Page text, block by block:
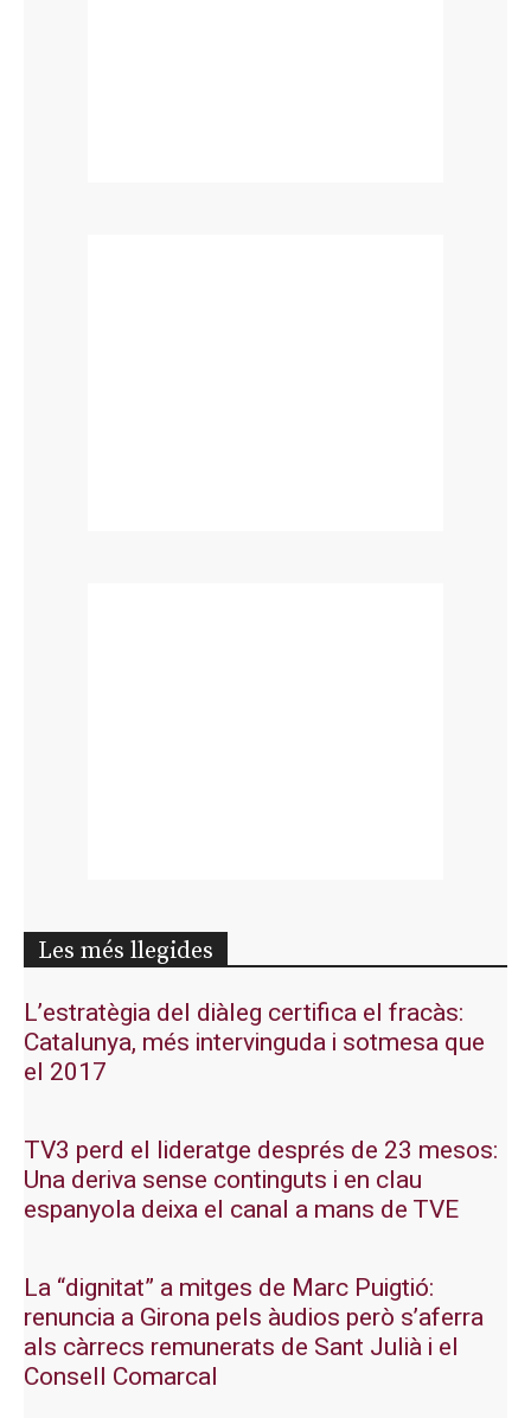
Les més llegides
L’estratègia del diàleg certifica el fracàs:
Catalunya, més intervinguda i sotmesa que
el 2017
TV3 perd el lideratge després de 23 mesos:
Una deriva sense continguts i en clau
espanyola deixa el canal a mans de TVE
La “dignitat” a mitges de Marc Puigtió:
renuncia a Girona pels àudios però s’aferra
als càrrecs remunerats de Sant Julià i el
Consell Comarcal